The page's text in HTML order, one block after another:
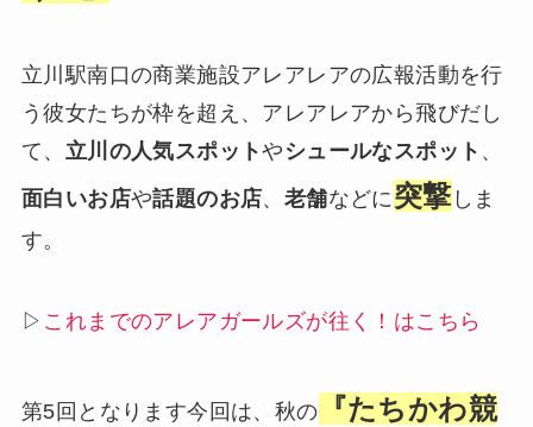
立川駅南口の商業施設アレアレアの広報活動を行
う彼女たちが枠を超え、アレアレアから飛びだし
て、 立川の人気スポットや シュールなスポット 、
面白いお店や話題のお店、 老舗などに突撃 しま
す。
▷ これまでのアレアガールズが往く！はこちら
第5回となります今回は、秋の
『たちかわ競